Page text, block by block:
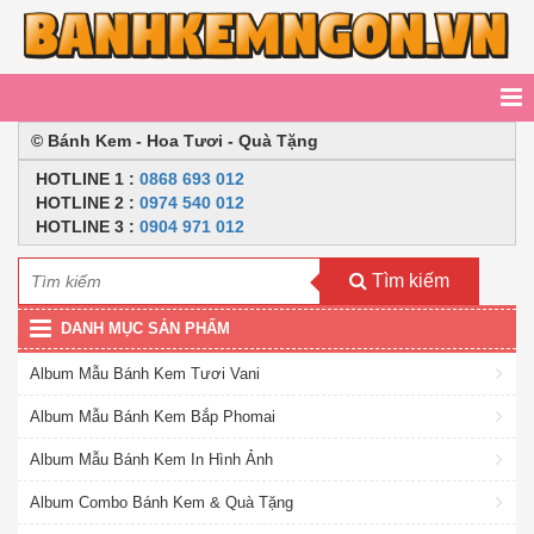
© Bánh Kem - Hoa Tươi - Quà Tặng
HOTLINE 1 : 0868 693 012
HOTLINE 2 : 0974 540 012
HOTLINE 3 : 0904 971 012
Tìm kiếm
DANH MỤC SẢN PHẨM
Album Mẫu Bánh Kem Tươi Vani
Album Mẫu Bánh Kem Bắp Phomai
Album Mẫu Bánh Kem In Hình Ảnh
Album Combo Bánh Kem & Quà Tặng